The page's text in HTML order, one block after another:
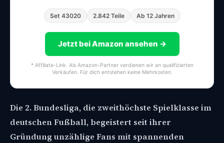
Set 43020 2.842 Teile Ab 12 Jahren
Jetzt bei Amazon ansehen →
* Affiliate-Link. Als Amazon-Partner verdienen wir an qualifizierten
Verkäufen. Für dich entstehen keine Mehrkosten.
Die 2. Bundesliga, die zweithöchste Spielklasse im
deutschen Fußball, begeistert seit ihrer
Gründung unzählige Fans mit spannenden